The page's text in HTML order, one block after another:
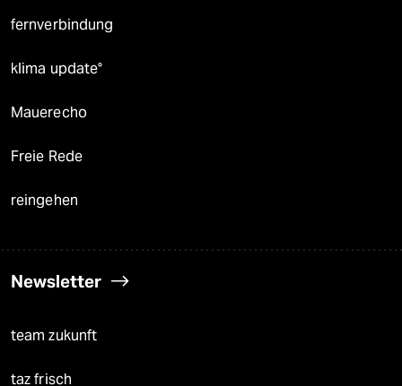
fernverbindung
klima update°
Mauerecho
Freie Rede
reingehen
Newsletter
team zukunft
taz frisch